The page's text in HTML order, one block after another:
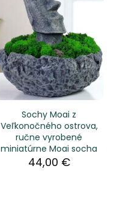
Sochy Moai z
Veľkonočného ostrova,
ručne vyrobené
miniatúrne Moai socha
44,00 €